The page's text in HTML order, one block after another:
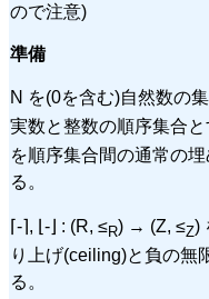
ので注意)
準備
N を(0を含む)自然数の
実数と整数の順序集合
を順序集合間の通常の
る。
⌈-⌉, ⌊-⌋ : (R, ≤R) → (Z, ≤Z)
り上げ(ceiling)と負の無
る。